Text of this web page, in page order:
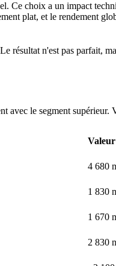
Ce choix a un impact
plat, et le rendement
résultat n'est pas parfait,
le segment
Valeur
4 680
1 830
1 670
2 830